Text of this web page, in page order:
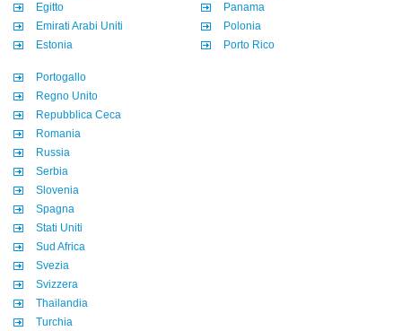
Egitto
Emirati Arabi Uniti
Estonia
Panama
Polonia
Porto Rico
Portogallo
Regno Unito
Repubblica Ceca
Romania
Russia
Serbia
Slovenia
Spagna
Stati Uniti
Sud Africa
Svezia
Svizzera
Thailandia
Turchia